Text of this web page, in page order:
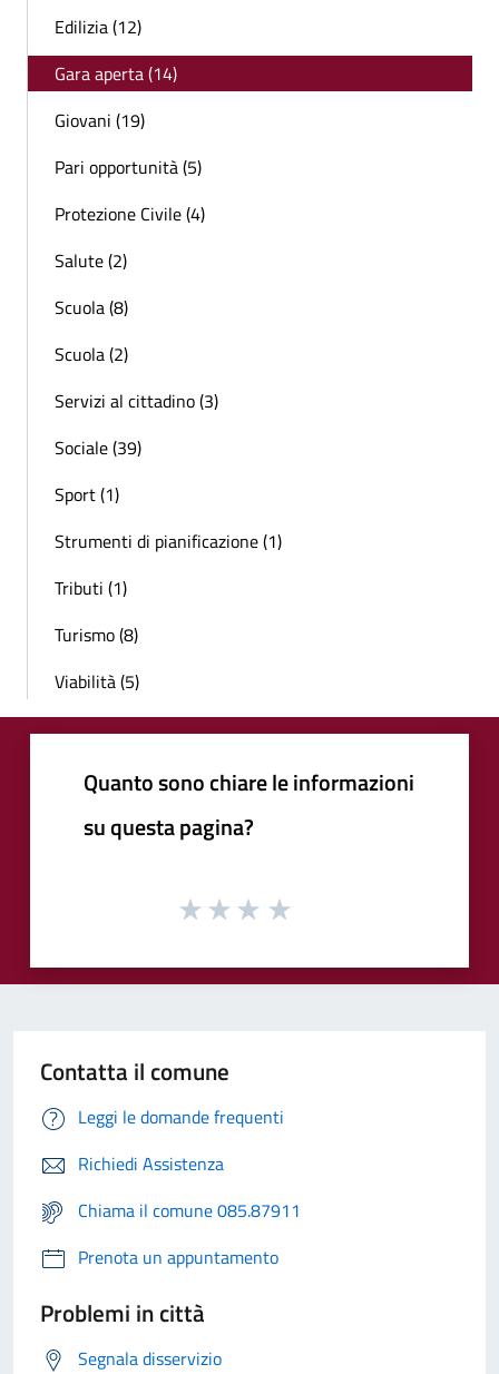
Edilizia (12)
Gara aperta (14)
Giovani (19)
Pari opportunità (5)
Protezione Civile (4)
Salute (2)
Scuola (8)
Scuola (2)
Servizi al cittadino (3)
Sociale (39)
Sport (1)
Strumenti di pianificazione (1)
Tributi (1)
Turismo (8)
Viabilità (5)
Quanto sono chiare le informazioni
su questa pagina?
Contatta il comune
Leggi le domande frequenti
Richiedi Assistenza
Chiama il comune 085.87911
Prenota un appuntamento
Problemi in città
Segnala disservizio